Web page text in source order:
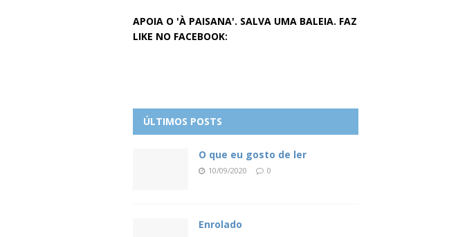
APOIA O 'À PAISANA'. SALVA UMA BALEIA. FAZ
LIKE NO FACEBOOK:
ÚLTIMOS POSTS
O que eu gosto de ler
10/09/2020 0
Enrolado